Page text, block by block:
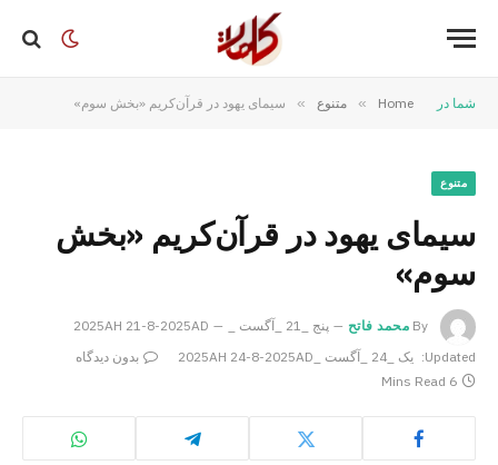
شما در Home
» متنوع » سیمای یهود در قرآن‌کریم «بخش سوم»
متنوع
سیمای یهود در قرآن‌کریم «بخش
سوم»
By محمد فاتح
پنج _21 _آگست _2025AH 21-8-2025AD
Updated:
یک _24 _آگست _2025AH 24-8-2025AD
بدون دیدگاه
6 Mins Read